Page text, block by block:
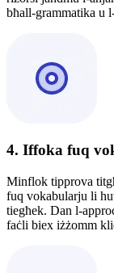
bħall-grammatika u
4. Iffoka fuq
Minflok tipprova
fuq vokabularju li
tiegħek. Dan l-
faċli biex iżżomm